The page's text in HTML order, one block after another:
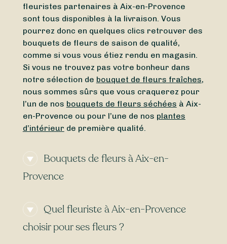
fleuristes partenaires à Aix-en-Provence
sont tous disponibles à la livraison. Vous
pourrez donc en quelques clics retrouver des
bouquets de fleurs de saison de qualité,
comme si vous vous étiez rendu en magasin.
Si vous ne trouvez pas votre bonheur dans
notre sélection de bouquet de fleurs fraîches,
nous sommes sûrs que vous craquerez pour
l’un de nos bouquets de fleurs séchées à Aix-
en-Provence ou pour l’une de nos plantes
d’intérieur de première qualité.
Bouquets de fleurs à Aix-en-
Provence
située dans le département desBouches-du-
Rhône
dont elle est l’une des villes les plus
peuplées. Elle fait partie de la région
Quel fleuriste à Aix-en-Provence
choisir pour ses fleurs ?